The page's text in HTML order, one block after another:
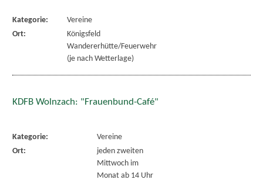
Kategorie:
Vereine
Ort:
Königsfeld
Wandererhütte/Feuerwehr
(je nach Wetterlage)
KDFB Wolnzach: "Frauenbund-Café"
Kategorie:
Vereine
Ort:
jeden zweiten
Mittwoch im
Monat ab 14 Uhr